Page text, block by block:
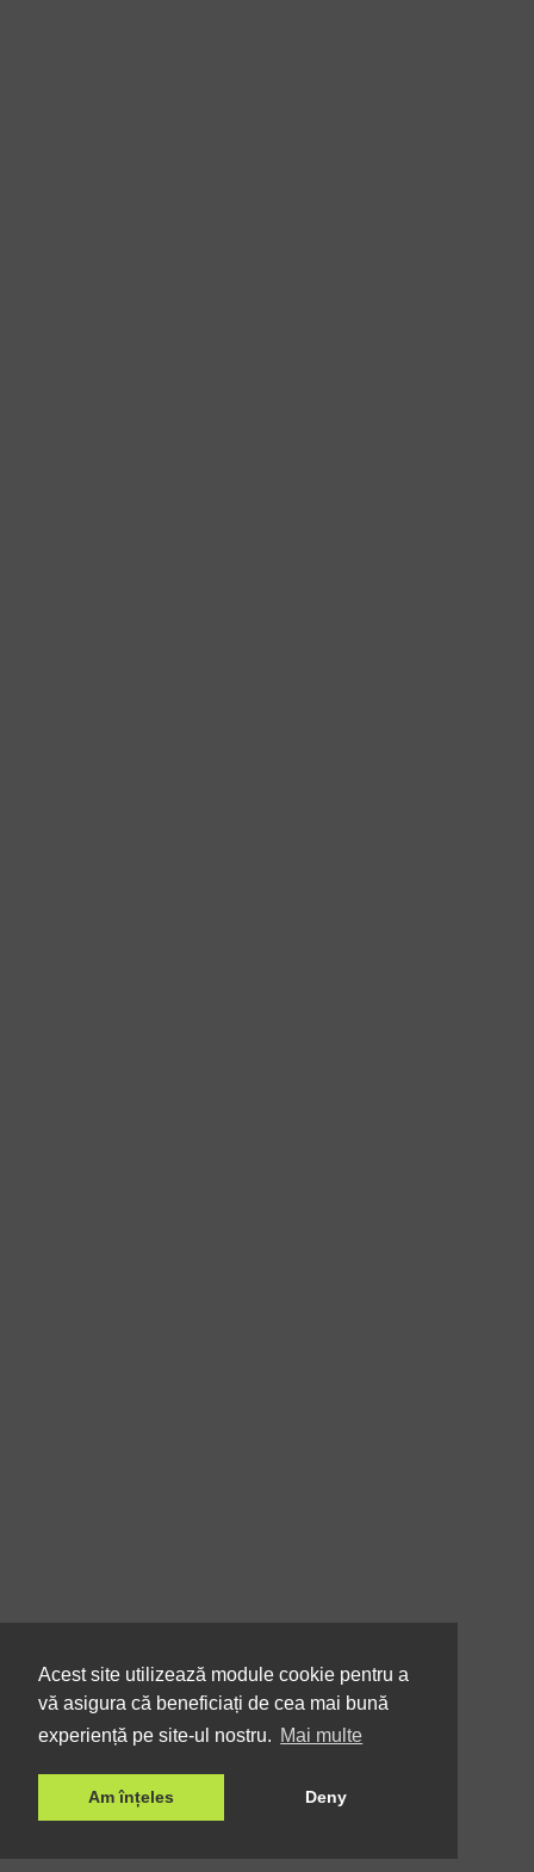
Acest site utilizează module cookie pentru a
vă asigura că beneficiați de cea mai bună
experiență pe site-ul nostru. Mai multe
Am înțeles Deny